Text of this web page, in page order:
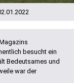
besucht ein
Bedeutsames und
war der